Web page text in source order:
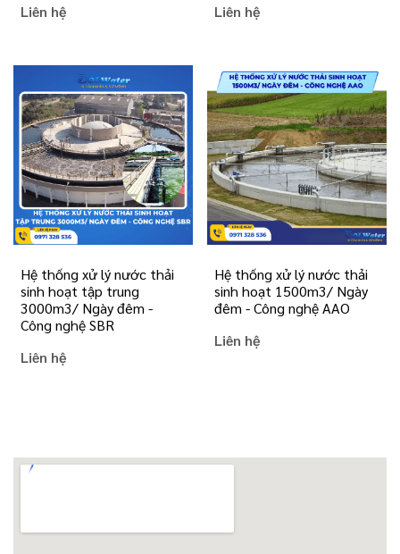
Liên hệ
Liên hệ
Hệ thống xử lý nước thải
sinh hoạt tập trung
3000m3/ Ngày đêm -
Công nghệ SBR
Liên hệ
Hệ thống xử lý nước thải
sinh hoạt 1500m3/ Ngày
đêm - Công nghệ AAO
Liên hệ